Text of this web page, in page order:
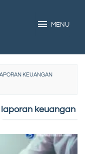
MENU
KEUANGAN
keuangan